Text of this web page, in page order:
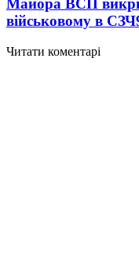
Майора ВСП
військовому в СЗЧ
Читати коментарі